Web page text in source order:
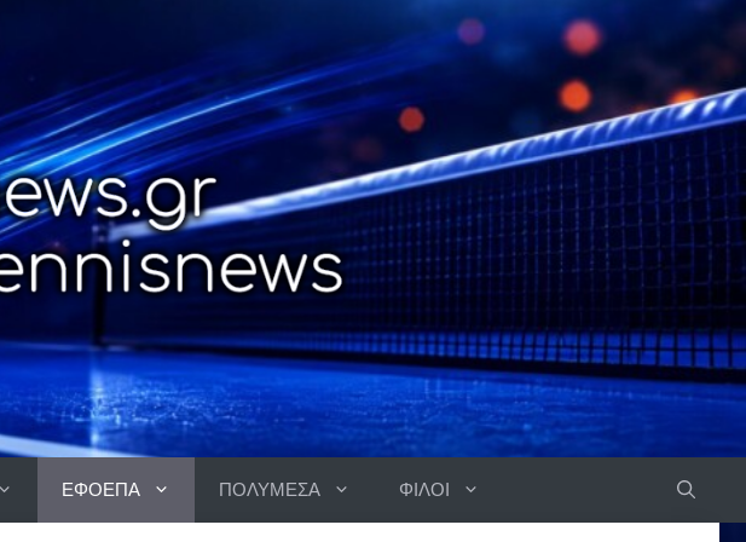
ΕΦΟΕΠΑ ΠΟΛΥΜΕΣΑ ΦΙΛΟΙ